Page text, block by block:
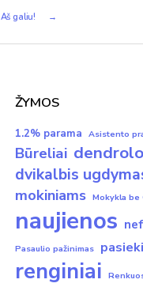
→
Aš galiu!
ŽYMOS
1.2% parama Asistento
Būreliai
dvikalbis
mokiniams Mokykla be
naujienos
Pasaulio pažinimas
renginiai